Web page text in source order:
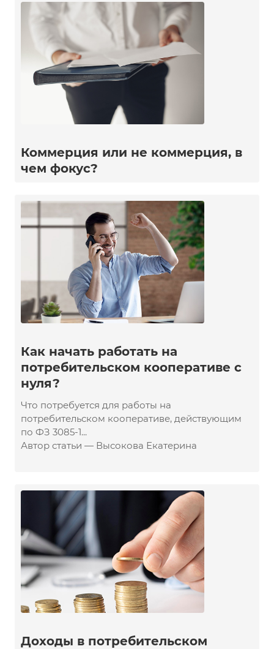
Коммерция или не коммерция, в
чем фокус?
Как начать работать на
потребительском кооперативе с
нуля?
Что потребуется для работы на
потребительском кооперативе, действующим
по ФЗ 3085-1...
Автор статьи — Высокова Екатерина
Доходы в потребительском